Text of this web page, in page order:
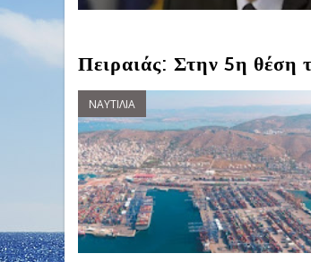
Πειραιάς: Στην 5η θέση
ΝΑΥΤΙΛΙΑ